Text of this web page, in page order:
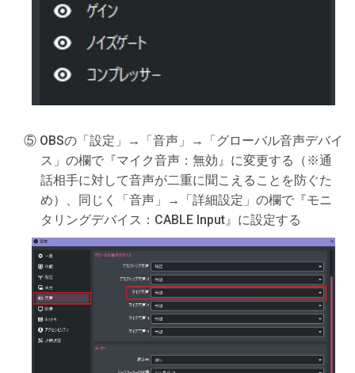
⑤ OBSの「設定」→「音声」→「グローバル音声デバイ
ス」の欄で『マイク音声：無効』に変更する（※通
話相手に対して音声が二重に聞こえることを防ぐた
め）、同じく「音声」→「詳細設定」の欄で『モニ
タリングデバイス：CABLE Input』に設定する